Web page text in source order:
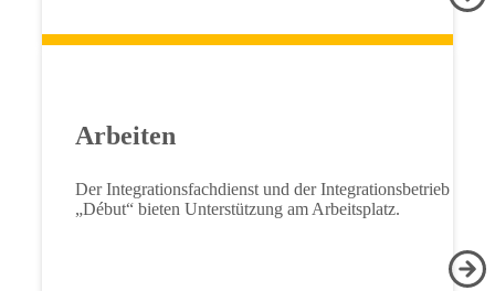
Arbeiten
Der Integrationsfachdienst und der Integrationsbetrieb
„Début“ bieten Unterstützung am Arbeitsplatz.